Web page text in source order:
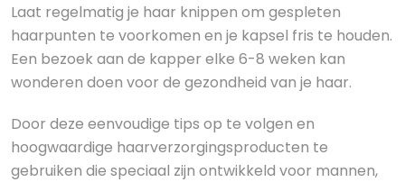
Laat regelmatig je haar knippen om gespleten
haarpunten te voorkomen en je kapsel fris te houden.
Een bezoek aan de kapper elke 6-8 weken kan
wonderen doen voor de gezondheid van je haar.
Door deze eenvoudige tips op te volgen en
hoogwaardige haarverzorgingsproducten te
gebruiken die speciaal zijn ontwikkeld voor mannen,